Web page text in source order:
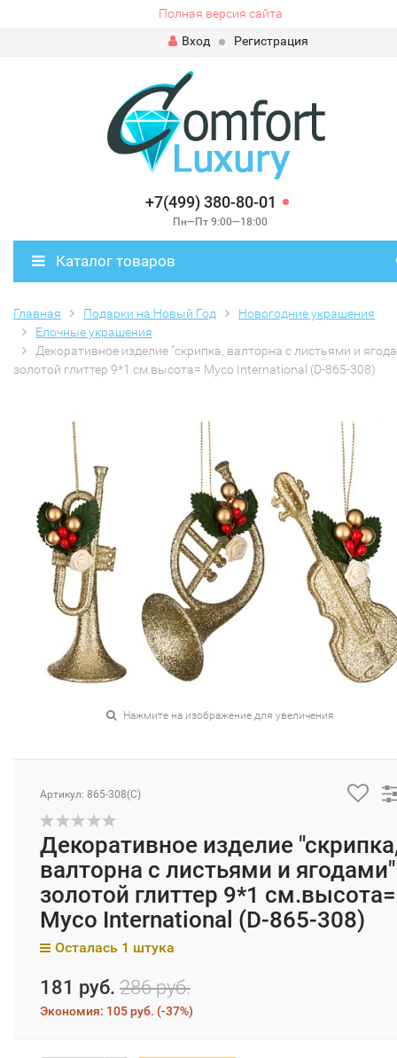
Полная версия сайта
Вход
Регистрация
+7(499) 380-80-01
Пн—Пт 9:00—18:00
Каталог товаров
Главная Подарки на Новый Год
Новогодние украшения
Елочные украшения
Декоративное изделие "скрипка, валторна с листьями и
золотой глиттер 9*1 см.высота= Myco International (D-865-308)
Нажмите на изображение для увеличения
Артикул: 865-308(C)
Декоративное изделие
валторна с листьями и ягодами"
золотой глиттер 9*1 см.высота=
Myco International (D-865-308)
Осталась 1 штука
181 руб. 286 руб.
Экономия: 105 руб. (-37%)